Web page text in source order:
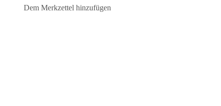
Dem Merkzettel hinzufügen